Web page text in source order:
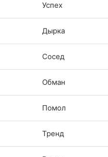
Успех
Дырка
Сосед
Обман
Помол
Тренд